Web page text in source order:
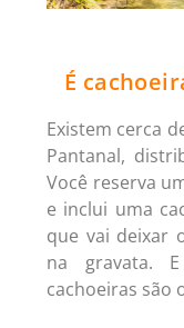
É
Existem cerca
Pantanal,
Você reserva
e inclui uma
que vai deixar
na gravata.
cachoeiras são